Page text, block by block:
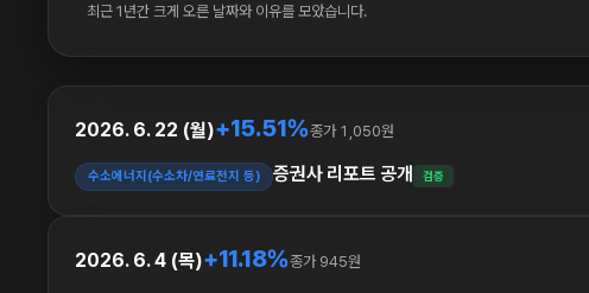
최근 1년간 크게 오른 날짜와 이유를 모았습니다.
2026. 6. 22 (월)+15.51%종가 1,050원
수소에너지(수소차/연료전지 등) 증권사 리포트 공개 검증
2026. 6. 4 (목)+11.18%종가 945원